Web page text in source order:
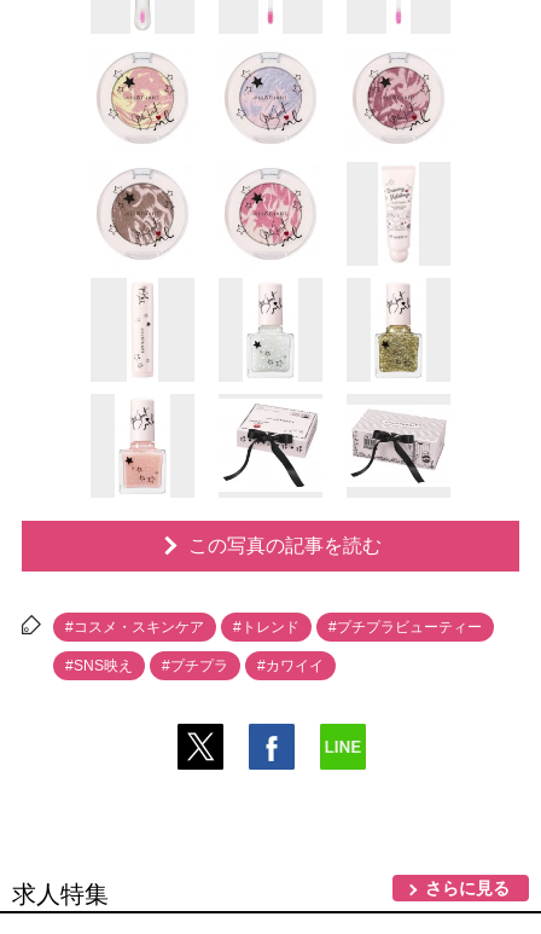
この写真の記事を読む
#コスメ・スキンケア #トレンド #プチプラビューティー
#SNS映え #プチプラ #カワイイ
求人特集 さらに見る